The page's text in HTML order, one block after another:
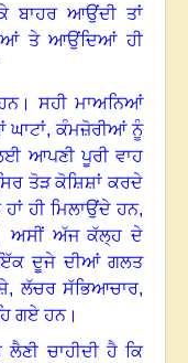
ਬਾਹਰ ਆਉਂਦੀ ਤਾਂ
ਤੇ ਆਉਂਦਿਆਂ ਹੀ
।ਸਹੀ ਮਾਅਨਿਆਂ
ਘਾਟਾਂ, ਕੰਮਜ਼ੋਰੀਆਂ ਨੂੰ
ਆਪਣੀ ਪੂਰੀ ਵਾਹ
ਤੋੜ ਕੋਸ਼ਿਸ਼ਾਂ ਕਰਦੇ
ਹਾਂ ਹੀ ਮਿਲਾਉਂਦੇ ਹਨ,
ਅਸੀਂ ਅੱਜ ਕੱਲ੍ਹ ਦੇ
ਇੱਕ ਦੂਜੇ ਦੀਆਂ ਗਲਤ
,ਲੱਚਰ ਸੱਭਿਆਚਾਰ,
ਗਏ ਹਨ।
ਚਾਹੀਦੀ ਹੈ ਕਿ